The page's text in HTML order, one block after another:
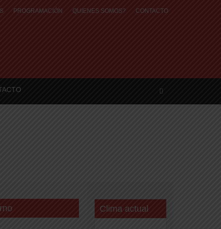
PROGRAMACIÓN QUIENES SOMOS? CONTACTO
Clima actual